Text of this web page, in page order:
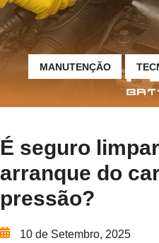
MANUTENÇÃO
É seguro
arranque do
pressão?
10 de Setembro, 2025